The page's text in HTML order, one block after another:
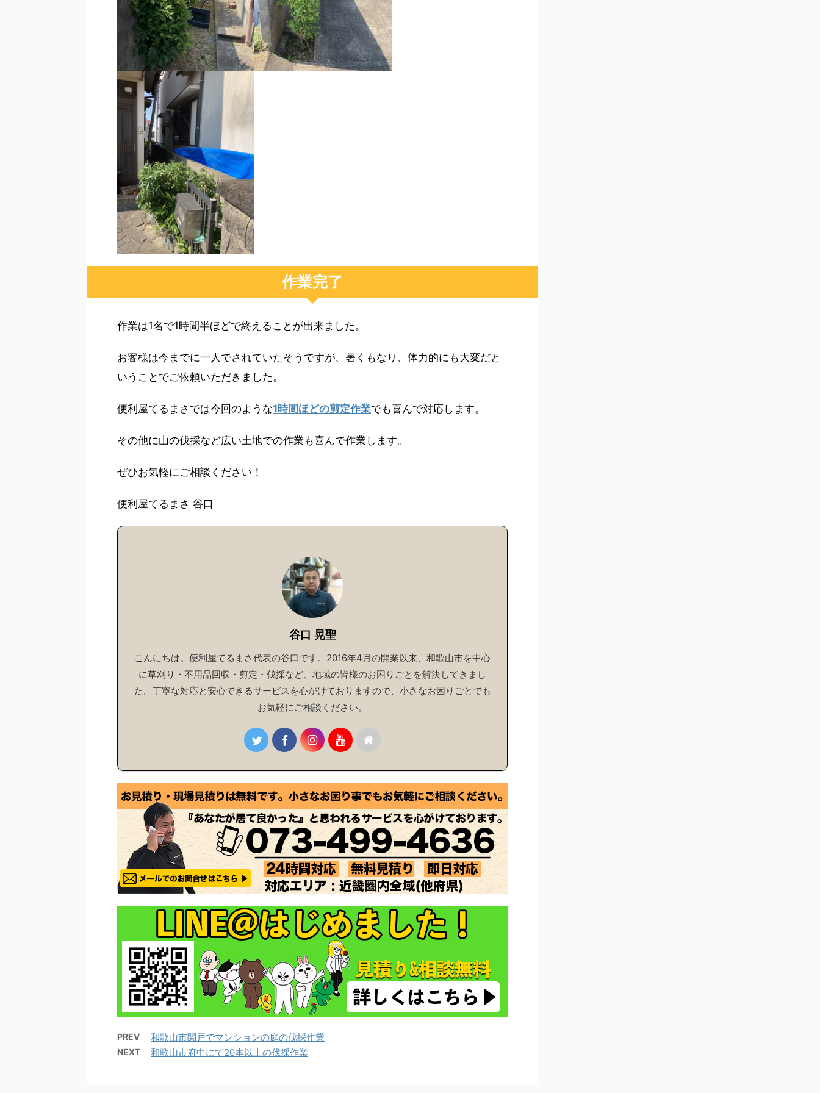
作業完了
作業は1名で1時間半ほどで終えることが出来ました。
お客様は今までに一人でされていたそうですが、暑くもなり、体力的にも大変だと
いうことでご依頼いただきました。
便利屋てるまさでは今回のような1時間ほどの剪定作業でも喜んで対応します。
その他に山の伐採など広い土地での作業も喜んで作業します。
ぜひお気軽にご相談ください！
便利屋てるまさ 谷口
谷口 晃聖
こんにちは。便利屋てるまさ代表の谷口です。2016年4月の開業以来、和歌山市を中心
に草刈り・不用品回収・剪定・伐採など、地域の皆様のお困りごとを解決してきまし
た。丁寧な対応と安心できるサービスを心がけておりますので、小さなお困りごとでも
お気軽にご相談ください。
PREV 和歌山市関戸でマンションの庭の伐採作業
NEXT 和歌山市府中にて20本以上の伐採作業